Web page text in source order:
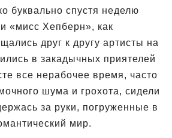
буквально спустя неделю
«мисс Хепберн», как
друг к другу артисты на
в закадычных приятелей
все нерабочее время, часто
шума и грохота, сидели
за руки, погруженные в
мир.